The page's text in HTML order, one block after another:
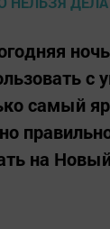
самый
на